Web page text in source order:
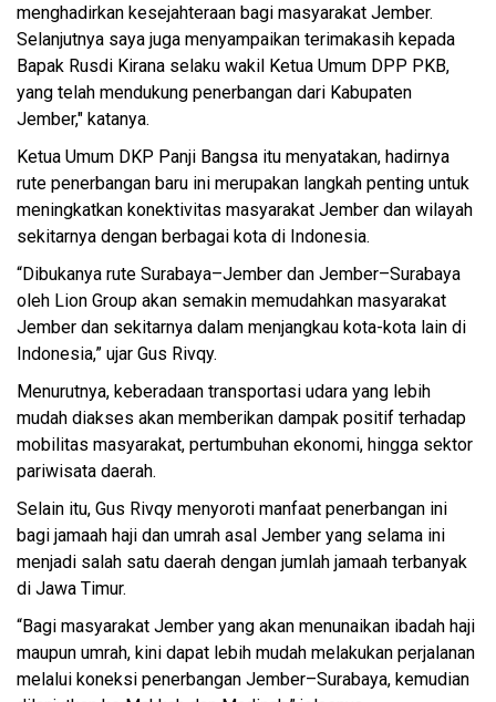
menghadirkan kesejahteraan bagi masyarakat Jember.
Selanjutnya saya juga menyampaikan terimakasih kepada
Bapak Rusdi Kirana selaku wakil Ketua Umum DPP PKB,
yang telah mendukung penerbangan dari Kabupaten
Jember," katanya.
Ketua Umum DKP Panji Bangsa itu menyatakan, hadirnya
rute penerbangan baru ini merupakan langkah penting untuk
meningkatkan konektivitas masyarakat Jember dan wilayah
sekitarnya dengan berbagai kota di Indonesia.
“Dibukanya rute Surabaya–Jember dan Jember–Surabaya
oleh Lion Group akan semakin memudahkan masyarakat
Jember dan sekitarnya dalam menjangkau kota-kota lain di
Indonesia,” ujar Gus Rivqy.
Menurutnya, keberadaan transportasi udara yang lebih
mudah diakses akan memberikan dampak positif terhadap
mobilitas masyarakat, pertumbuhan ekonomi, hingga sektor
pariwisata daerah.
Selain itu, Gus Rivqy menyoroti manfaat penerbangan ini
bagi jamaah haji dan umrah asal Jember yang selama ini
menjadi salah satu daerah dengan jumlah jamaah terbanyak
di Jawa Timur.
“Bagi masyarakat Jember yang akan menunaikan ibadah haji
maupun umrah, kini dapat lebih mudah melakukan perjalanan
melalui koneksi penerbangan Jember–Surabaya, kemudian